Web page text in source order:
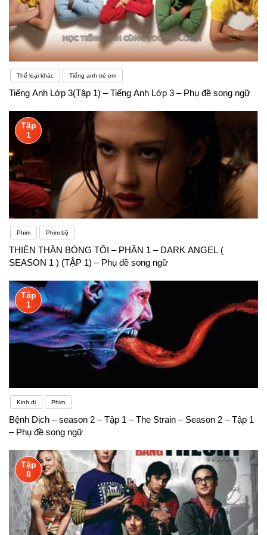
học tiếng Anh thật khó thì cũng đừng lo vì còn có rất
nhiều người như thế.
Thể loại khác Tiếng anh trẻ em
Tiếng Anh Lớp 3(Tập 1) – Tiếng Anh Lớp 3 – Phụ đề song ngữ
Tập
1
Phim Phim bộ
THIÊN THẦN BÓNG TỐI – PHẦN 1 – DARK ANGEL (
SEASON 1 ) (TẬP 1) – Phụ đề song ngữ
Tập
1
Kinh dị Phim
Bệnh Dịch – season 2 – Tập 1 – The Strain – Season 2 – Tập 1
– Phụ đề song ngữ
Tập
8